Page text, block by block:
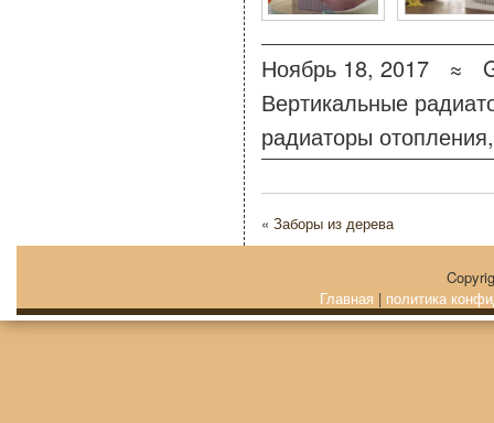
Ноябрь 18, 2017 ≈
Вертикальные
радиаторы отопления,
« Заборы из дерева
Главная | политика